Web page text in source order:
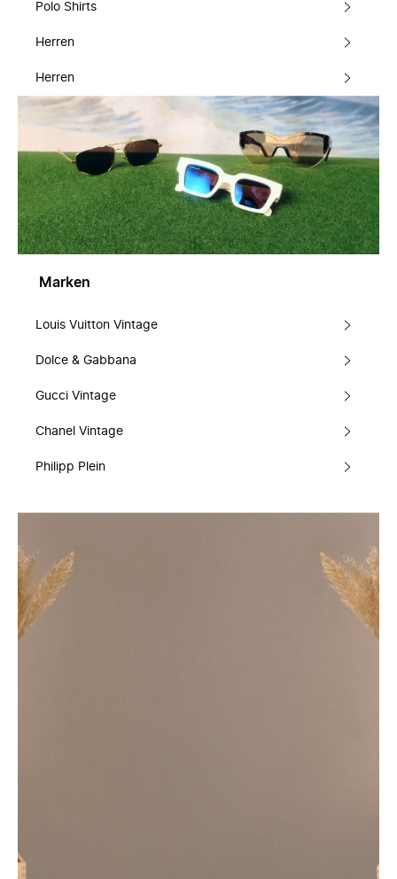
Polo Shirts
Herren
Herren
Marken
Louis Vuitton Vintage
Dolce & Gabbana
Gucci Vintage
Chanel Vintage
Philipp Plein